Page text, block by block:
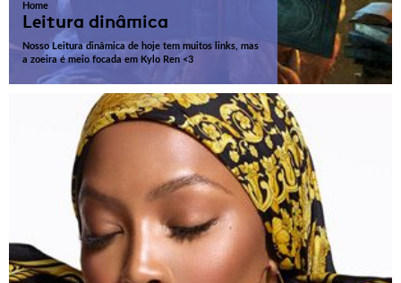
Home
Leitura dinâmica
Nosso Leitura dinâmica de hoje tem muitos links, mas
a zoeira é meio focada em Kylo Ren <3